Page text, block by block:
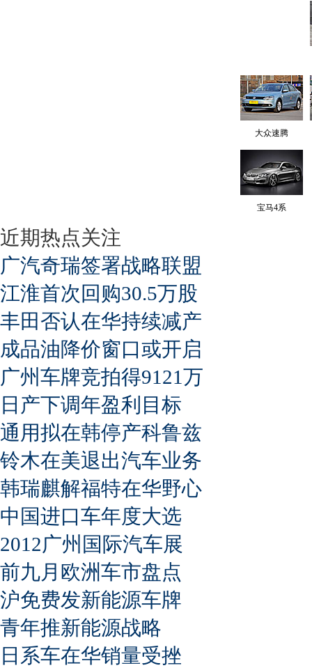
大众速腾
宝马4系
近期热点关注
广汽奇瑞签署战略联盟
江淮首次回购30.5万股
丰田否认在华持续减产
成品油降价窗口或开启
广州车牌竞拍得9121万
日产下调年盈利目标
通用拟在韩停产科鲁兹
铃木在美退出汽车业务
韩瑞麒解福特在华野心
中国进口车年度大选
2012广州国际汽车展
前九月欧洲车市盘点
沪免费发新能源车牌
青年推新能源战略
日系车在华销量受挫